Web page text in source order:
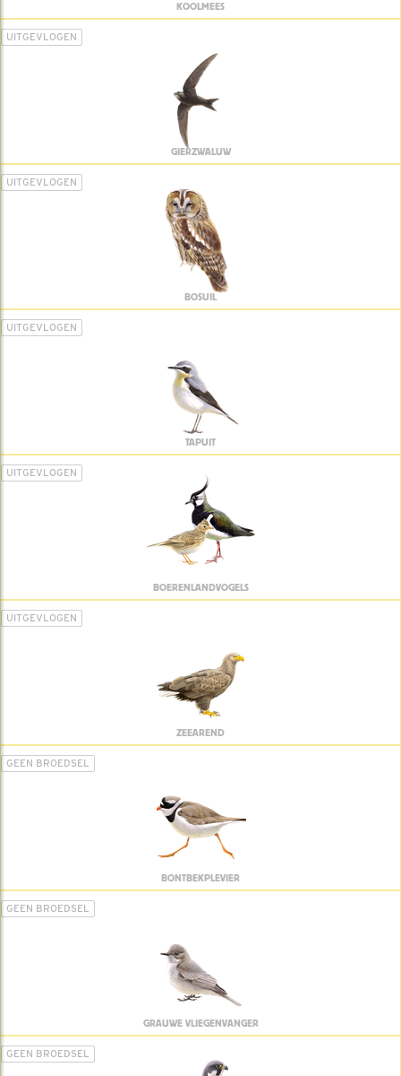
KOOLMEES
UITGEVLOGEN
GIERZWALUW
UITGEVLOGEN
BOSUIL
UITGEVLOGEN
TAPUIT
UITGEVLOGEN
BOERENLANDVOGELS
UITGEVLOGEN
ZEEAREND
GEEN BROEDSEL
BONTBEKPLEVIER
GEEN BROEDSEL
GRAUWE VLIEGENVANGER
GEEN BROEDSEL